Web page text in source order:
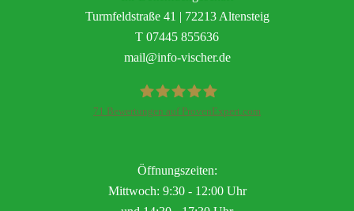
Turmfeldstraße 41 | 72213 Altensteig
T 07445 855636
mail@info-vischer.de
71 Bewertungen auf ProvenExpert.com
Öffnungszeiten:
Mittwoch: 9:30 - 12:00 Uhr